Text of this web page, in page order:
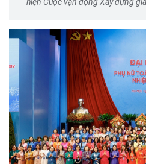
hiện Cuộc vận động Xây dựng